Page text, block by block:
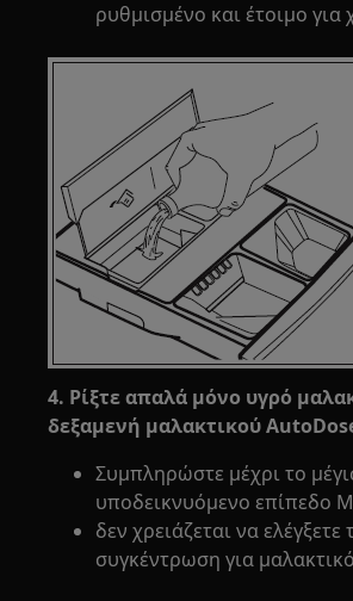
ρυθμισμένο και έτοιμο για
4. Ρίξτε απαλά μόνο υγρό
δεξαμενή μαλακτικού
Συμπληρώστε μέχρι το
υποδεικνυόμενο επίπεδο
δεν χρειάζεται να ελέγξετε
συγκέντρωση για μαλακτικό